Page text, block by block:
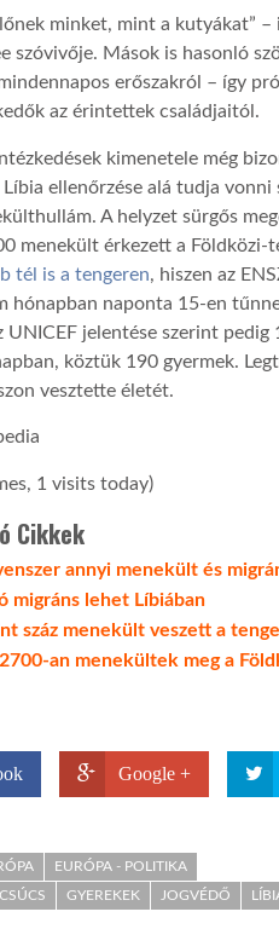
minket, mint a kutyákat”
szóvivője. Mások is hasonló
erőszakról – így
az érintettek családjaitól.
kimenetele még
ellenőrzése alá tudja
A helyzet sürgős
menekült érkezett a Földközi-
tél is a tengeren, hiszen az
hónapban naponta 15-en
UNICEF jelentése szerint
köztük 190 gyermek.
vesztette életét.
1 visits today)
Cikkek
annyi menekült és
migráns lehet Líbiában
száz menekült veszett a
an menekültek meg a
Google +
EURÓPA - POLITIKA
GYEREKEK JOGVÉDŐ